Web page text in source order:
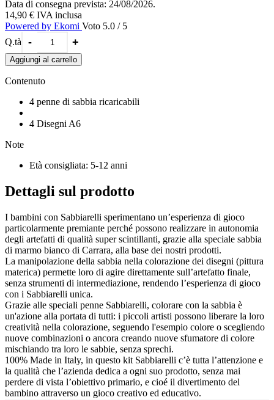
piccoli artisti possono liberare la loro creatività nella colorazione,
seguendo l'esempio colore o scegliendo nuove combinazioni o
ancora creando nuove sfumatore di colore mischiando tra loro le
sabbie. E quando si son sabbiarellati tutti i disegni, si possono come
quadretti da appendere nella propria cameretta o come cartoline da
personalizzare con messaggi speciali. La sabbia dei Sabbiarelli
proviene infatti dal marmo bianco di Carrara, per questo è così
Data di consegna prevista: 24/08/2026.
14,90 € IVA inclusa
Powered by Ekomi Voto 5.0 / 5
Q.tà
- +
Aggiungi al carrello
Contenuto
4 penne di sabbia ricaricabili
4 Disegni A6
Note
Età consigliata: 5-12 anni
Dettagli sul prodotto
I bambini con Sabbiarelli sperimentano un’esperienza di gioco
particolarmente premiante perché possono realizzare in autonomia
degli artefatti di qualità super scintillanti, grazie alla speciale sabbia
di marmo bianco di Carrara, alla base dei nostri prodotti.
La manipolazione della sabbia nella colorazione dei disegni (pittura
materica) permette loro di agire direttamente sull’artefatto finale,
senza strumenti di intermediazione, rendendo l’esperienza di gioco
con i Sabbiarelli unica.
Grazie alle speciali penne Sabbiarelli, colorare con la sabbia è
un'azione alla portata di tutti: i piccoli artisti possono liberare la loro
creatività nella colorazione, seguendo l'esempio colore o scegliendo
nuove combinazioni o ancora creando nuove sfumatore di colore
mischiando tra loro le sabbie, senza sprechi.
100% Made in Italy, in questo kit Sabbiarelli c’è tutta l’attenzione e
la qualità che l’azienda dedica a ogni suo prodotto, senza mai
perdere di vista l’obiettivo primario, e cioé il divertimento del
bambino attraverso un gioco creativo ed educativo.